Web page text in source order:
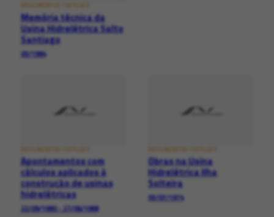
DOCUMENTOS TEXTUAIS
Memória técnica da
Usina Hidrelétrica Salto
Santiago
03/1984
DOCUMENTOS TEXTUAIS
Apontamentos com
cálculos aplicados à
construção de usinas
hidrelétricas
22/09/1980 - 27/06/1988
DOCUMENTOS TEXTUAIS
Obras na Usina
Hidrelétrica Ilha
Solteira
03/07/1974